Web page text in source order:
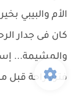
الأم والبيبي
كان فى جدار
والمشيمة...
فترة راحة قبل